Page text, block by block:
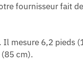
fournisseur fait
mesure 6,2 pieds
cm).